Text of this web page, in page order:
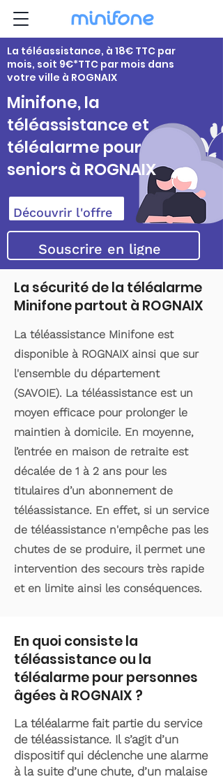
La téléassistance, à 18€ TTC par
mois, soit 9€*TTC par mois dans
votre ville à ROGNAIX
Minifone, la
téléassistance et
téléalarme pour
seniors à ROGNAIX
Découvrir l'offre
Souscrire en ligne
La sécurité de la téléalarme
Minifone partout à ROGNAIX
La téléassistance Minifone est
disponible à ROGNAIX ainsi que sur
l'ensemble du département
(SAVOIE). La téléassistance est un
moyen efficace pour prolonger le
maintien à domicile. En moyenne,
l’entrée en maison de retraite est
décalée de 1 à 2 ans pour les
titulaires d’un abonnement de
téléassistance. En effet, si un service
de téléassistance n'empêche pas les
chutes de se produire, il permet une
intervention des secours très rapide
et en limite ainsi les conséquences.
En quoi consiste la
téléassistance ou la
téléalarme pour personnes
âgées à ROGNAIX ?
La téléalarme fait partie du service
de téléassistance. Il s’agit d’un
dispositif qui déclenche une alarme
à la suite d’une chute, d’un malaise